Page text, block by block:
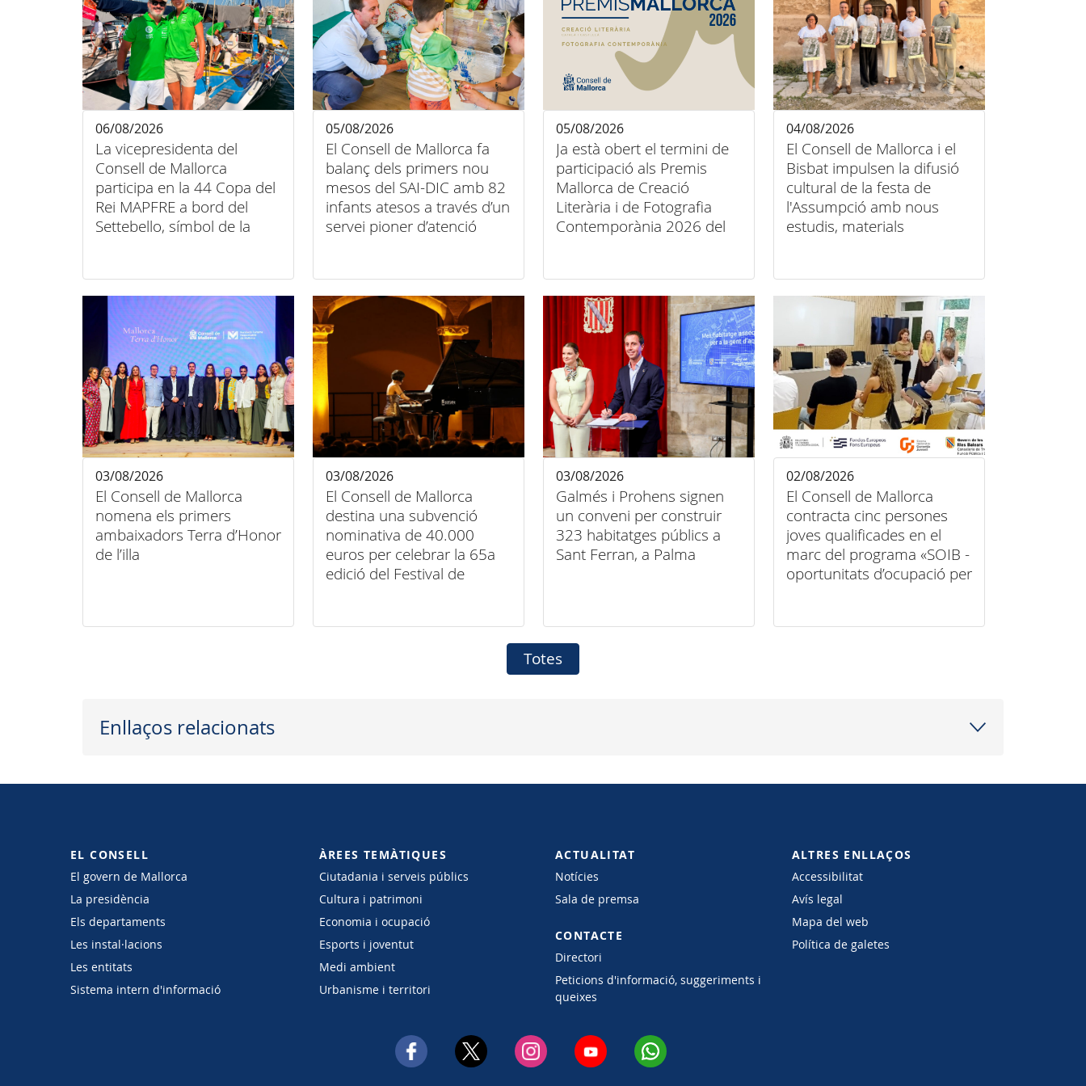
La vicepresidenta del
Consell de Mallorca
participa en la 44 Copa del
Rei MAPFRE a bord del
Settebello, símbol de la
06/08/2026
El Consell de Mallorca fa
balanç dels primers nou
mesos del SAI-DIC amb 82
infants atesos a través d’un
servei pioner d’atenció
05/08/2026
Ja està obert el termini de
participació als Premis
Mallorca de Creació
Literària i de Fotografia
Contemporània 2026 del
05/08/2026
El Consell de Mallorca i el
Bisbat impulsen la difusió
cultural de la festa de
l'Assumpció amb nous
estudis, materials
04/08/2026
El Consell de Mallorca
nomena els primers
ambaixadors Terra d’Honor
de l’illa
03/08/2026
El Consell de Mallorca
destina una subvenció
nominativa de 40.000
euros per celebrar la 65a
edició del Festival de
03/08/2026
Galmés i Prohens signen
un conveni per construir
323 habitatges públics a
Sant Ferran, a Palma
03/08/2026
El Consell de Mallorca
contracta cinc persones
joves qualificades en el
marc del programa «SOIB -
oportunitats d’ocupació per
locals 2026-2027»
02/08/2026
Totes
Enllaços relacionats
EL CONSELL
El govern de Mallorca
La presidència
Els departaments
Les instal·lacions
Les entitats
Sistema intern d'informació
ÀREES TEMÀTIQUES
Ciutadania i serveis públics
Cultura i patrimoni
Economia i ocupació
Esports i joventut
Medi ambient
Urbanisme i territori
ACTUALITAT
Notícies
Sala de premsa
CONTACTE
Directori
Peticions d'informació, suggeriments i
queixes
ALTRES ENLLAÇOS
Accessibilitat
Avís legal
Mapa del web
Política de galetes